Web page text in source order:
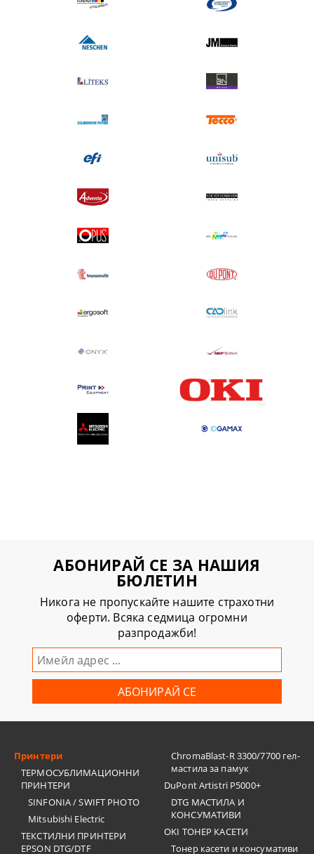
АБОНИРАЙ СЕ ЗА НАШИЯ
БЮЛЕТИН
Никога не пропускайте нашите страхотни
оферти. Всяка седмица огромни
разпродажби!
Принтери
ТЕРМОСУБЛИМАЦИОННИ
ПРИНТЕРИ
SINFONIA / SWIFT PHOTO
Mitsubishi Electric
ТЕКСТИЛНИ ПРИНТЕРИ
EPSON DTG/DTF
ChromaBlast-R 3300/7700 гел-
мастила за памук
DuPont Artistri P5000+
DTG МАСТИЛА И
КОНСУМАТИВИ
OKI ТОНЕР КАСЕТИ
Тонер касети и консумативи